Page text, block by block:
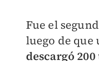
Fue el
luego de que
descargó